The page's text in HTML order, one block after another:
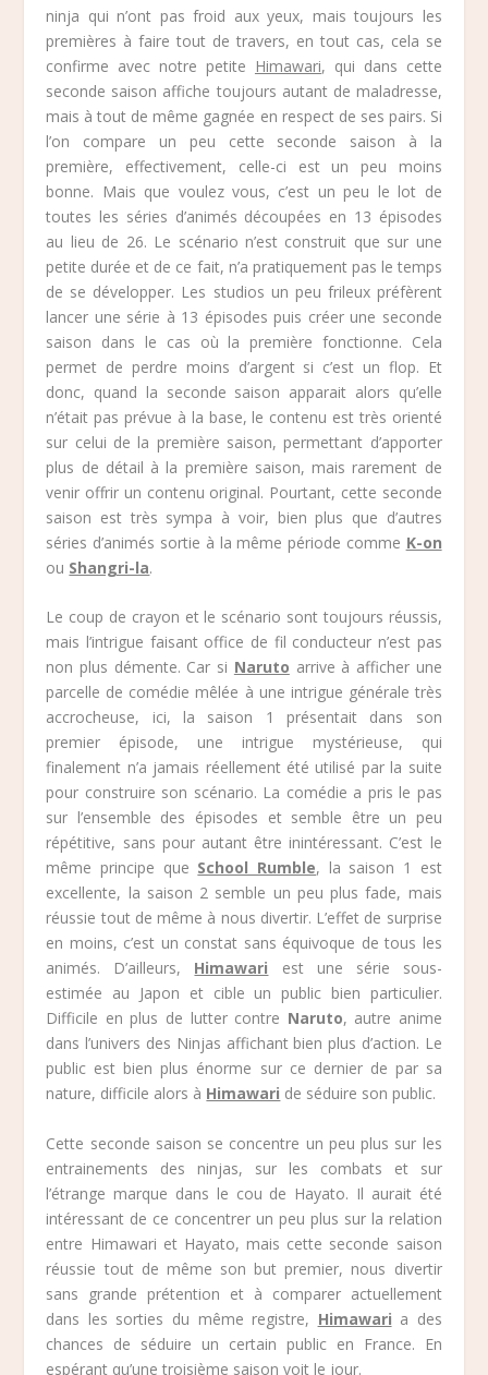
ninja qui n’ont pas froid aux yeux, mais toujours les
premières à faire tout de travers, en tout cas, cela se
confirme avec notre petite Himawari, qui dans cette
seconde saison affiche toujours autant de maladresse,
mais à tout de même gagnée en respect de ses pairs. Si
l’on compare un peu cette seconde saison à la
première, effectivement, celle-ci est un peu moins
bonne. Mais que voulez vous, c’est un peu le lot de
toutes les séries d’animés découpées en 13 épisodes
au lieu de 26. Le scénario n’est construit que sur une
petite durée et de ce fait, n’a pratiquement pas le temps
de se développer. Les studios un peu frileux préfèrent
lancer une série à 13 épisodes puis créer une seconde
saison dans le cas où la première fonctionne. Cela
permet de perdre moins d’argent si c’est un flop. Et
donc, quand la seconde saison apparait alors qu’elle
n’était pas prévue à la base, le contenu est très orienté
sur celui de la première saison, permettant d’apporter
plus de détail à la première saison, mais rarement de
venir offrir un contenu original. Pourtant, cette seconde
saison est très sympa à voir, bien plus que d’autres
séries d’animés sortie à la même période comme K-on
ou Shangri-la.
Le coup de crayon et le scénario sont toujours réussis,
mais l’intrigue faisant office de fil conducteur n’est pas
non plus démente. Car si Naruto arrive à afficher une
parcelle de comédie mêlée à une intrigue générale très
accrocheuse, ici, la saison 1 présentait dans son
premier épisode, une intrigue mystérieuse, qui
finalement n’a jamais réellement été utilisé par la suite
pour construire son scénario. La comédie a pris le pas
sur l’ensemble des épisodes et semble être un peu
répétitive, sans pour autant être inintéressant. C’est le
même principe que School Rumble, la saison 1 est
excellente, la saison 2 semble un peu plus fade, mais
réussie tout de même à nous divertir. L’effet de surprise
en moins, c’est un constat sans équivoque de tous les
animés. D’ailleurs, Himawari est une série sous-
estimée au Japon et cible un public bien particulier.
Difficile en plus de lutter contre Naruto, autre anime
dans l’univers des Ninjas affichant bien plus d’action. Le
public est bien plus énorme sur ce dernier de par sa
nature, difficile alors à Himawari de séduire son public.
Cette seconde saison se concentre un peu plus sur les
entrainements des ninjas, sur les combats et sur
l’étrange marque dans le cou de Hayato. Il aurait été
intéressant de ce concentrer un peu plus sur la relation
entre Himawari et Hayato, mais cette seconde saison
réussie tout de même son but premier, nous divertir
sans grande prétention et à comparer actuellement
dans les sorties du même registre, Himawari a des
chances de séduire un certain public en France. En
espérant qu’une troisième saison voit le jour.